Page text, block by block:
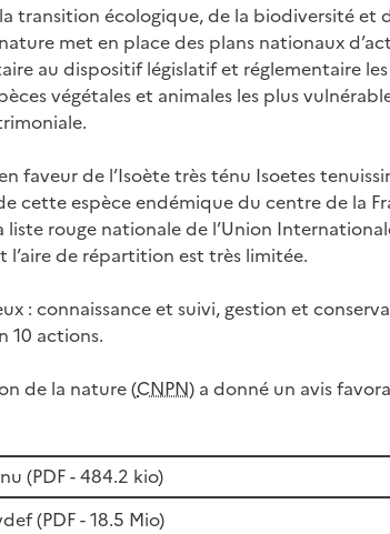
transition écologique, de la biodiversité et
met en place des plans nationaux
au dispositif législatif et réglementaire
végétales et animales les plus
faveur de l’Isoète très ténu Isoetes
cette espèce endémique du centre de la
rouge nationale de l’Union
de répartition est très limitée.
: connaissance et suivi, gestion et
10 actions.
de la nature (CNPN) a donné un avis
(PDF- 484.2 kio)
(PDF- 18.5 Mio)